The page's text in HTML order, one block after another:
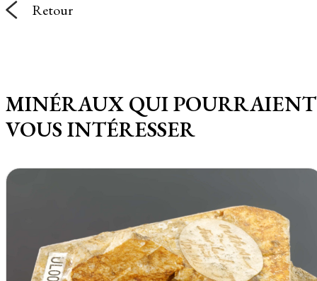
Retour
MINÉRAUX QUI POURRAIENT
VOUS INTÉRESSER